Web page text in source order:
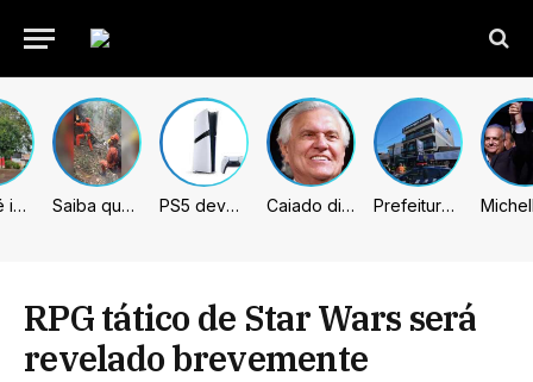
Sumaré inicia retirada de murtas para combater doença que ameaça a citricultura Saiba quem são as 4 vítimas de queda de helicóptero no Rio de Janeiro PS5 deve receber melhorias no PSSR com nova atualização de sistema Caiado diz que “governa” com emendas e julga facções terroristas Prefeitura de Sumaré inaugura nova subsede da GCM na Área Cura
RPG tático de Star Wars será
revelado brevemente